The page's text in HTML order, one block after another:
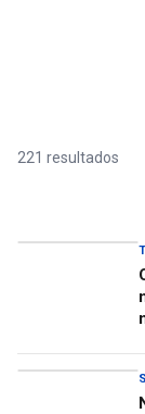
221 resultados